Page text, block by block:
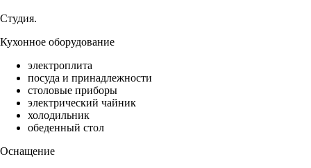
Студия.
Кухонное оборудование
электроплита
посуда и принадлежности
столовые приборы
электрический чайник
холодильник
обеденный стол
Оснащение